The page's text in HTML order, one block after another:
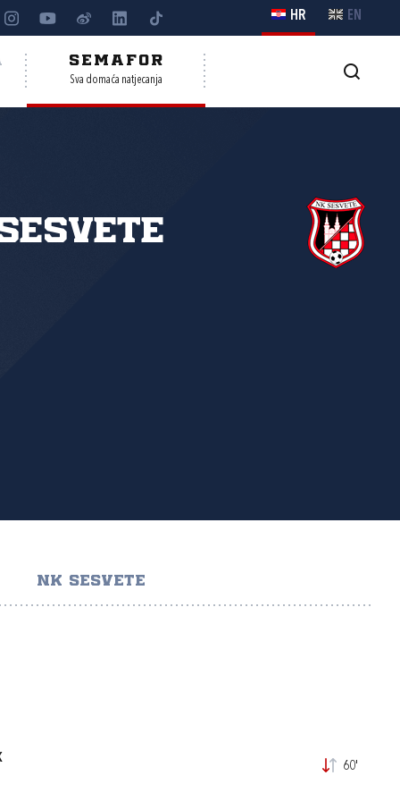
HR EN
SEMAFOR
Sva domaća natjecanja
NK SESVETE
60'